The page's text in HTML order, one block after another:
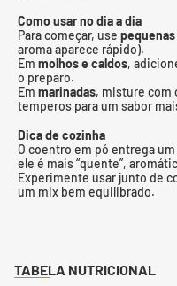
Como usar no dia a dia
Para começar, use
aroma aparece rápido).
Em molhos e caldos,
o preparo.
Em marinadas, misture com
temperos para um sabor
Dica de cozinha
O coentro em pó entrega
ele é mais “quente”,
Experimente usar junto de
um mix bem equilibrado.
TABELA NUTRICIONAL